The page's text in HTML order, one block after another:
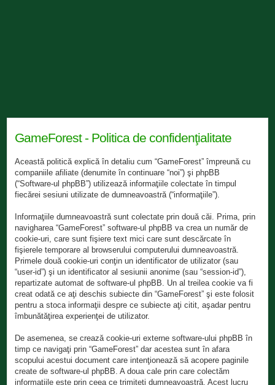
GameForest - Politica de confidenţialitate
Această politică explică în detaliu cum “GameForest” împreună cu
companiile afiliate (denumite în continuare “noi”) şi phpBB
(“Software-ul phpBB”) utilizează informaţiile colectate în timpul
fiecărei sesiuni utilizate de dumneavoastră (“informaţiile”).
Informaţiile dumneavoastră sunt colectate prin două căi. Prima, prin
navigharea “GameForest” software-ul phpBB va crea un număr de
cookie-uri, care sunt fişiere text mici care sunt descărcate în
fişierele temporare al browserului computerului dumneavoastră.
Primele două cookie-uri conţin un identificator de utilizator (sau
“user-id”) şi un identificator al sesiunii anonime (sau “session-id”),
repartizate automat de software-ul phpBB. Un al treilea cookie va fi
creat odată ce aţi deschis subiecte din “GameForest” şi este folosit
pentru a stoca informaţii despre ce subiecte aţi citit, aşadar pentru
îmbunătăţirea experienţei de utilizator.
De asemenea, se crează cookie-uri externe software-ului phpBB în
timp ce navigaţi prin “GameForest” dar acestea sunt în afara
scopului acestui document care intenţionează să acopere paginile
create de software-ul phpBB. A doua cale prin care colectăm
informaţiile este prin ceea ce trimiteţi dumneavoastră. Acest lucru